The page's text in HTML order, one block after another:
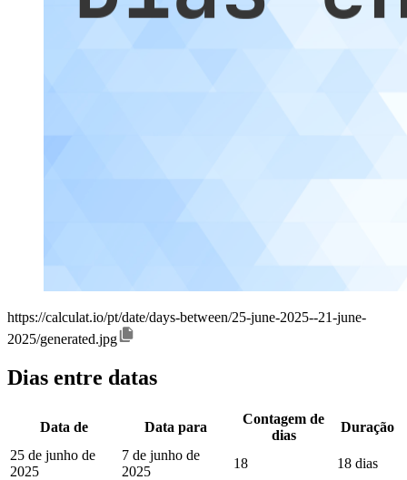
https://calculat.io/pt/date/days-between/25-june-2025--21-june-
2025/generated.jpg
Dias entre datas
Data de Data para
Contagem de
dias
Duração
25 de junho de
2025
7 de junho de
2025
18
18 dias